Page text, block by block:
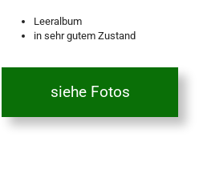
Leeralbum
in sehr gutem Zustand
siehe Fotos